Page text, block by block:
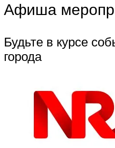
Афиша
Будьте в курсе
города